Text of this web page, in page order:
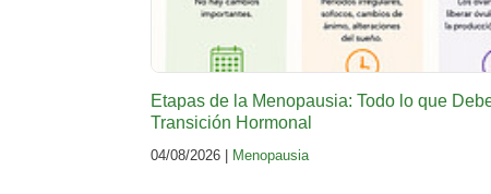
Etapas de la Menopausia: Todo lo que
Transición Hormonal
04/08/2026 | Menopausia